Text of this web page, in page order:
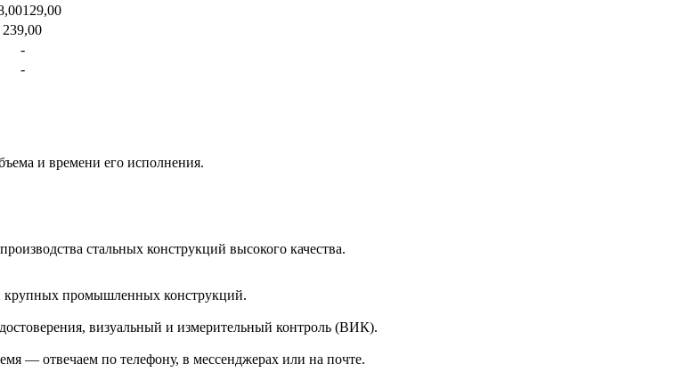
129,00
239,00
-
-
и времени его исполнения.
стальных конструкций высокого качества.
крупных промышленных конструкций.
визуальный и измерительный контроль (ВИК).
— отвечаем по телефону, в мессенджерах или на почте.